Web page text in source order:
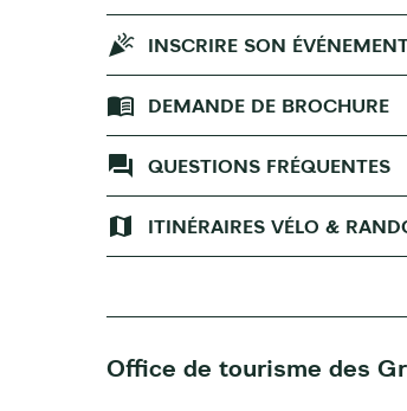
INSCRIRE SON
DEMANDE DE BROCHURE
QUESTIONS FRÉQUENTES
ITINÉRAIRES VÉLO &
Office de tourisme des